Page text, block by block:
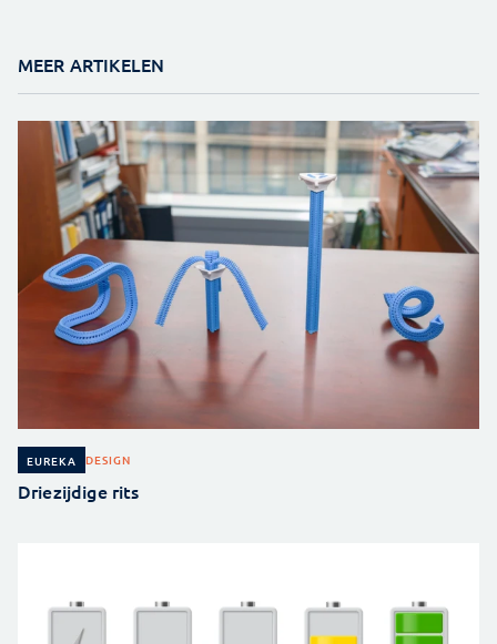
MEER ARTIKELEN
EUREKA DESIGN
Driezijdige rits